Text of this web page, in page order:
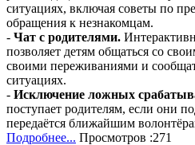
ситуациях, включая советы по
обращения к незнакомцам.
- Чат с родителями.
позволяет детям общаться со
своими переживаниями и
ситуациях.
- Исключение ложных
поступает родителям, если они
передаётся ближайшим
Подробнее... Просмотров :271